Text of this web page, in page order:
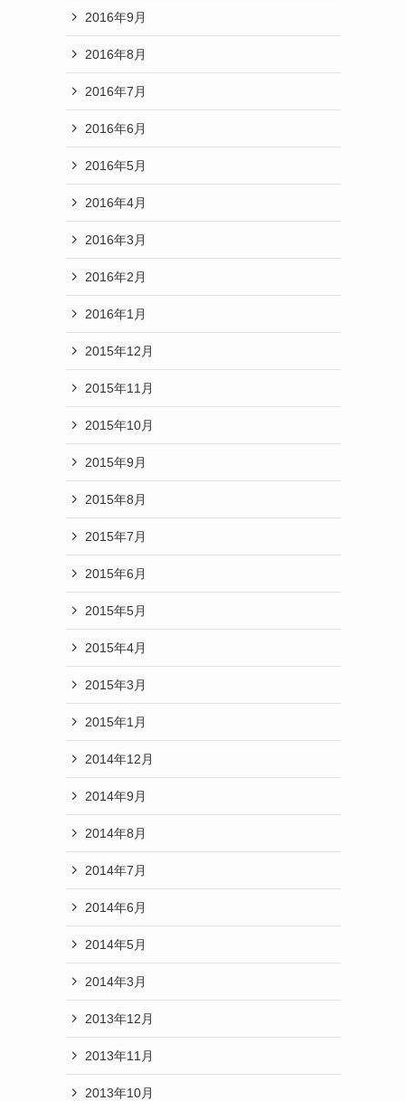
2016年9月
2016年8月
2016年7月
2016年6月
2016年5月
2016年4月
2016年3月
2016年2月
2016年1月
2015年12月
2015年11月
2015年10月
2015年9月
2015年8月
2015年7月
2015年6月
2015年5月
2015年4月
2015年3月
2015年1月
2014年12月
2014年9月
2014年8月
2014年7月
2014年6月
2014年5月
2014年3月
2013年12月
2013年11月
2013年10月